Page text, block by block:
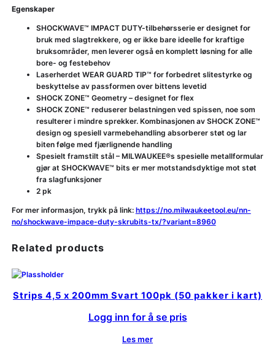
Egenskaper
SHOCKWAVE™ IMPACT DUTY-tilbehørsserie er designet for
bruk med slagtrekkere, og er ikke bare ideelle for kraftige
bruksområder, men leverer også en komplett løsning for alle
bore- og festebehov
Laserherdet WEAR GUARD TIP™ for forbedret slitestyrke og
beskyttelse av passformen over bittens levetid
SHOCK ZONE™ Geometry – designet for flex
SHOCK ZONE™ reduserer belastningen ved spissen, noe som
resulterer i mindre sprekker. Kombinasjonen av SHOCK ZONE™
design og spesiell varmebehandling absorberer støt og lar
biten følge med fjærlignende handling
Spesielt framstilt stål – MILWAUKEE®s spesielle metallformular
gjør at SHOCKWAVE™ bits er mer motstandsdyktige mot støt
fra slagfunksjoner
2 pk
For mer informasjon, trykk på link: https://no.milwaukeetool.eu/nn-
no/shockwave-impace-duty-skrubits-tx/?variant=8960
Related products
Strips 4,5 x 200mm Svart 100pk (50 pakker i kart)
Logg inn for å se pris
Les mer